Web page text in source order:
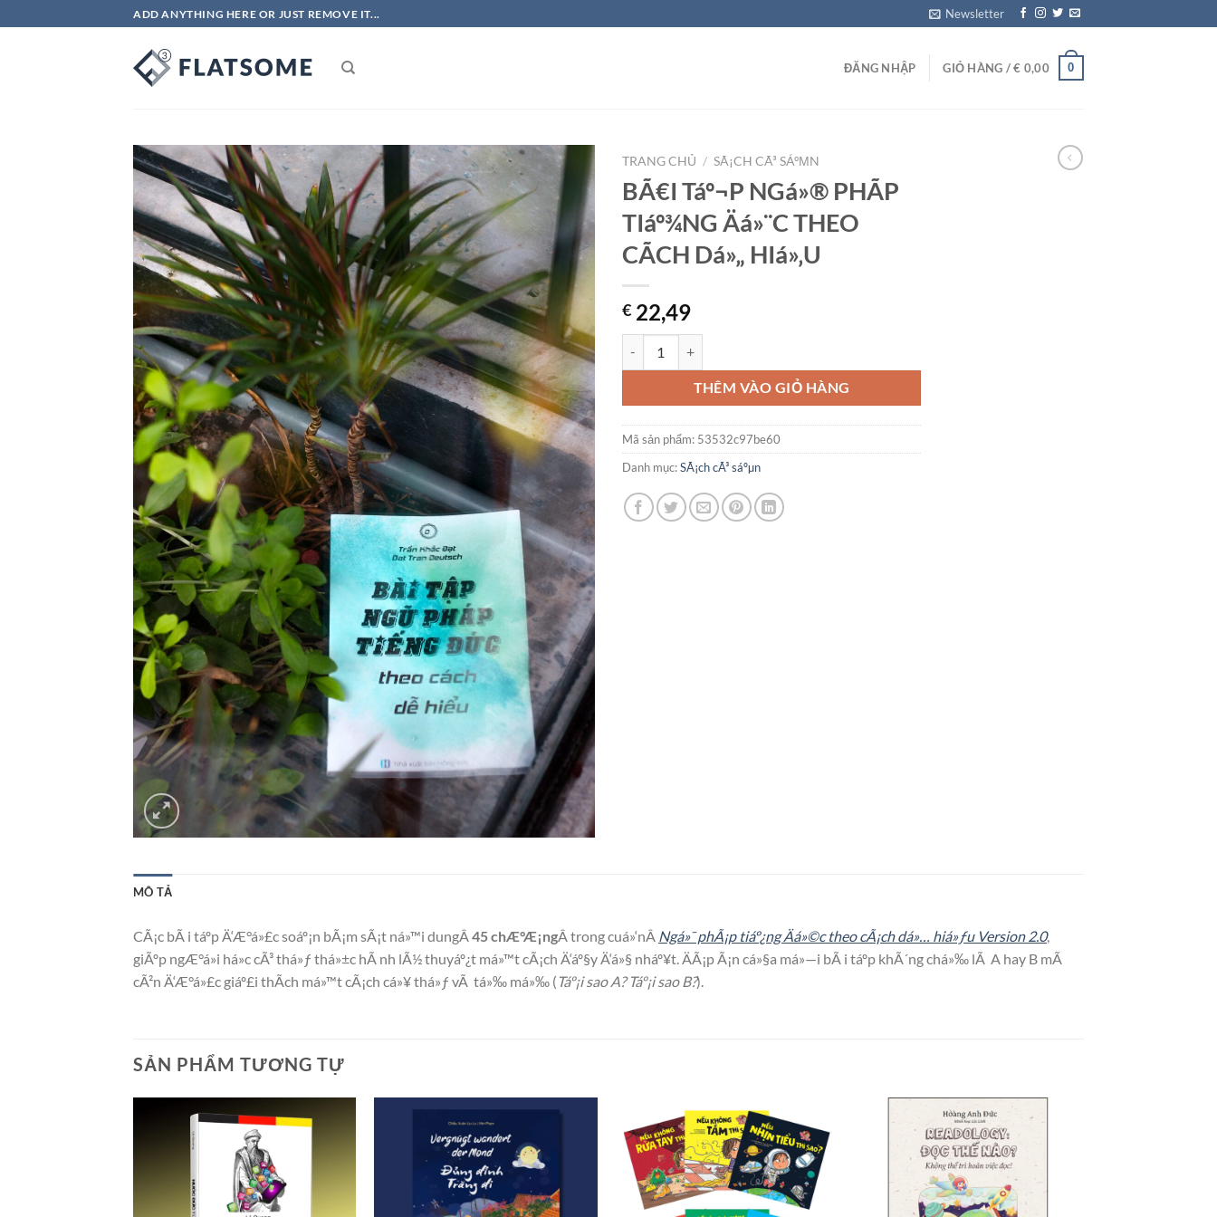
qua
ADD ANYTHING HERE OR JUST REMOVE IT... Newsletter
ĐĂNG NHẬP GIỎ HÀNG /€ 0,00 0
TRANG CHỦ / SÃ¡CH CÃ³ SÁºΜN
BÃ€I Táº¬P NGá»® PHÃP
TIáº¾NG Äá»¨C THEO
CÃCH Dá»„ HIá»‚U
€ 22,49
THÊM VÀO GIỎ HÀNG
Mã sản phẩm: 53532c97be60
Danh mục:SÃ¡ch cÃ³ sáºµn
MÔ TẢ
CÃ¡c bÃ i táº­p Ä‘Æ°á»£c soáº¡n bÃ¡m sÃ¡t ná»™i dungÂ45 chÆ°Æ¡ngÂ trong cuá»‘nÂ Ngá»¯ phÃ¡p tiáº¿ng Äá»©c theo cÃ¡ch dá»… hiá»ƒu Version 2.0,
giÃºp ngÆ°á»i há»c cÃ³ thá»ƒ thá»±c hÃ nh lÃ½ thuyáº¿t má»™t cÃ¡ch Ä‘áº§y Ä‘á»§ nháº¥t. ÄÃ¡p Ã¡n cá»§a má»—i bÃ i táº­p khÃ´ng chá»‰ lÃ A hay B mÃ
cÃ²n Ä‘Æ°á»£c giáº£i thÃ­ch má»™t cÃ¡ch cá»¥ thá»ƒ vÃ tá»‰ má»‰ ( Táº¡i sao A? Táº¡i sao B?).
SẢN PHẨM TƯƠNG TỰ